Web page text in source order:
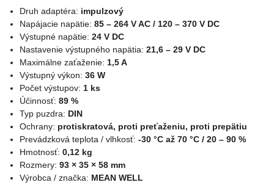
Druh adaptéra: impulzový
Napájacie napätie: 85 – 264 V AC / 120 – 370 V DC
Výstupné napätie: 24 V DC
Nastavenie výstupného napätia: 21,6 – 29 V DC
Maximálne zaťaženie: 1,5 A
Výstupný výkon: 36 W
Počet výstupov: 1 ks
Účinnosť: 89 %
Typ puzdra: DIN
Ochrany: protiskratová, proti preťaženiu, proti prepätiu
Prevádzková teplota / vlhkosť: -30 °C až 70 °C / 20 – 90 %
Hmotnosť: 0,12 kg
Rozmery: 93 × 35 × 58 mm
Výrobca / značka: MEAN WELL